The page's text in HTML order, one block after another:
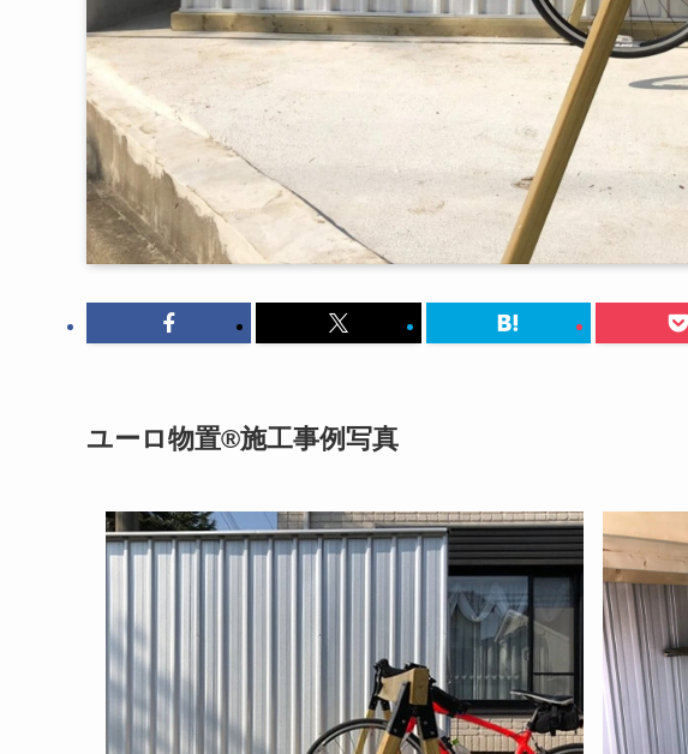
ユーロ物置®施工事例写真